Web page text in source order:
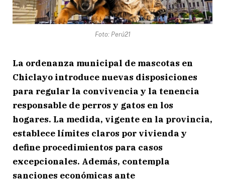
Foto: Perú21
La ordenanza municipal de mascotas en
Chiclayo introduce nuevas disposiciones
para regular la convivencia y la tenencia
responsable de perros y gatos en los
hogares. La medida, vigente en la provincia,
establece límites claros por vivienda y
define procedimientos para casos
excepcionales. Además, contempla
sanciones económicas ante